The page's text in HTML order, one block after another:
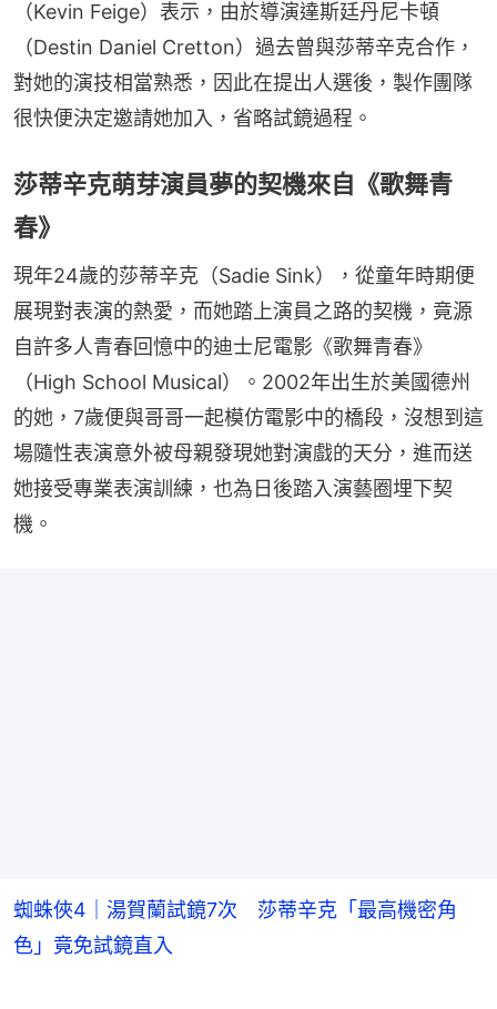
（Kevin Feige）表示，由於導演達斯廷丹尼卡頓
（Destin Daniel Cretton）過去曾與莎蒂辛克合作，
對她的演技相當熟悉，因此在提出人選後，製作團隊
很快便決定邀請她加入，省略試鏡過程。
莎蒂辛克萌芽演員夢的契機來自《歌舞青
春》
現年24歲的莎蒂辛克（Sadie Sink），從童年時期便
展現對表演的熱愛，而她踏上演員之路的契機，竟源
自許多人青春回憶中的迪士尼電影《歌舞青春》
（High School Musical）。2002年出生於美國德州
的她，7歲便與哥哥一起模仿電影中的橋段，沒想到這
場隨性表演意外被母親發現她對演戲的天分，進而送
她接受專業表演訓練，也為日後踏入演藝圈埋下契
機。
蜘蛛俠4｜湯賀蘭試鏡7次 莎蒂辛克「最高機密角
色」竟免試鏡直入